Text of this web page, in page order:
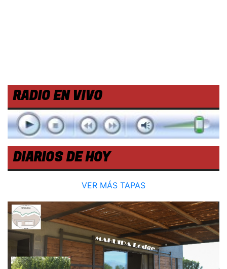
RADIO EN VIVO
DIARIOS DE HOY
VER MÁS TAPAS